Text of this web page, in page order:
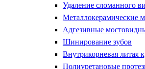
Удаление сломанного
Металлокерамические
Адгезивные
Шинирование зубов
Внутрикорневая литая
Полиуретановые